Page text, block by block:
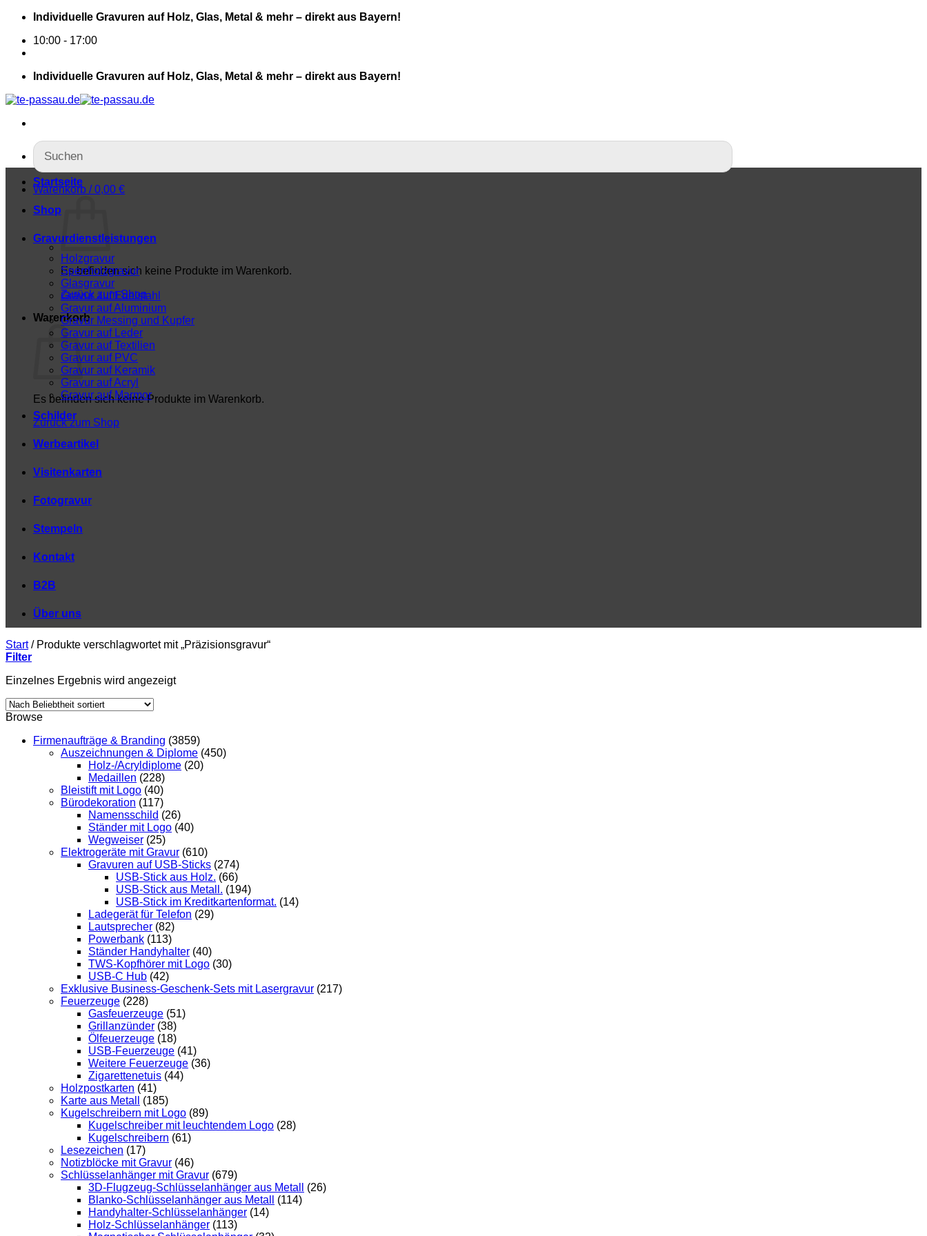
Individuelle Gravuren auf Holz, Glas, Metal & mehr – direkt aus Bayern!
10:00 - 17:00
Individuelle Gravuren auf Holz, Glas, Metal & mehr – direkt aus Bayern!
Warenkorb /0,00 €
Es befinden sich keine Produkte im Warenkorb.
Zurück zum Shop
Warenkorb
Es befinden sich keine Produkte im Warenkorb.
Zurück zum Shop
Startseite
Shop
Gravurdienstleistungen
Holzgravur
Sperrholzgravur
Glasgravur
Gravur auf Edelstahl
Gravur auf Aluminium
Gravur Messing und Kupfer
Gravur auf Leder
Gravur auf Textilien
Gravur auf PVC
Gravur auf Keramik
Gravur auf Acryl
Gravur auf Marmor
Schilder
Werbeartikel
Visitenkarten
Fotogravur
Stempeln
Kontakt
B2B
Über uns
Start /Produkte verschlagwortet mit „Präzisionsgravur“
Filter
Einzelnes Ergebnis wird angezeigt
Browse
Firmenaufträge & Branding (3859)
Auszeichnungen & Diplome (450)
Holz-/Acryldiplome (20)
Medaillen (228)
Bleistift mit Logo (40)
Bürodekoration (117)
Namensschild (26)
Ständer mit Logo (40)
Wegweiser (25)
Elektrogeräte mit Gravur (610)
Gravuren auf USB-Sticks (274)
USB-Stick aus Holz. (66)
USB-Stick aus Metall. (194)
USB-Stick im Kreditkartenformat. (14)
Ladegerät für Telefon (29)
Lautsprecher (82)
Powerbank (113)
Ständer Handyhalter (40)
TWS-Kopfhörer mit Logo (30)
USB-C Hub (42)
Exklusive Business-Geschenk-Sets mit Lasergravur (217)
Feuerzeuge (228)
Gasfeuerzeuge (51)
Grillanzünder (38)
Ölfeuerzeuge (18)
USB-Feuerzeuge (41)
Weitere Feuerzeuge (36)
Zigarettenetuis (44)
Holzpostkarten (41)
Karte aus Metall
(185)
Kugelschreibern mit Logo (89)
Kugelschreiber mit leuchtendem Logo (28)
Kugelschreibern (61)
Lesezeichen (17)
Notizblöcke mit Gravur (46)
Schlüsselanhänger mit Gravur (679)
3D-Flugzeug-Schlüsselanhänger aus Metall
(26)
Blanko-Schlüsselanhänger aus Metall
(114)
Handyhalter-Schlüsselanhänger (14)
Holz-Schlüsselanhänger (113)